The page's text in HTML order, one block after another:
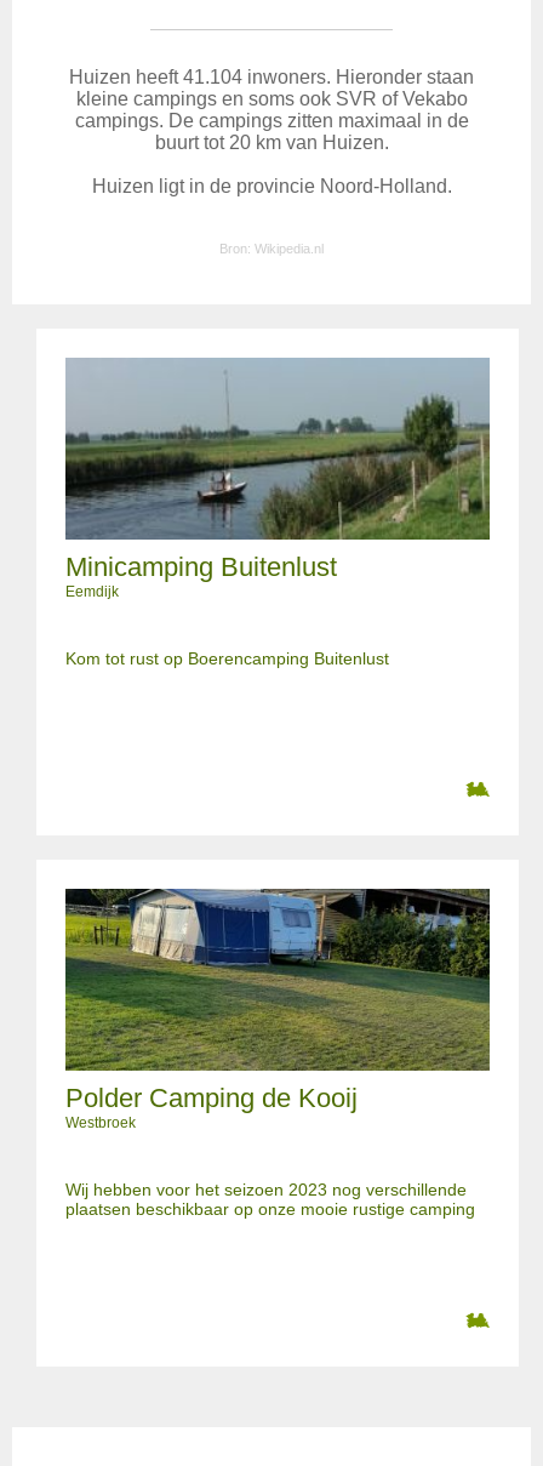
Huizen heeft 41.104 inwoners. Hieronder staan
kleine campings en soms ook SVR of Vekabo
campings. De campings zitten maximaal in de
buurt tot 20 km van Huizen.
Huizen ligt in de provincie Noord-Holland.
Bron: Wikipedia.nl
Minicamping Buitenlust
Eemdijk
Kom tot rust op Boerencamping Buitenlust
Polder Camping de Kooij
Westbroek
Wij hebben voor het seizoen 2023 nog verschillende
plaatsen beschikbaar op onze mooie rustige camping